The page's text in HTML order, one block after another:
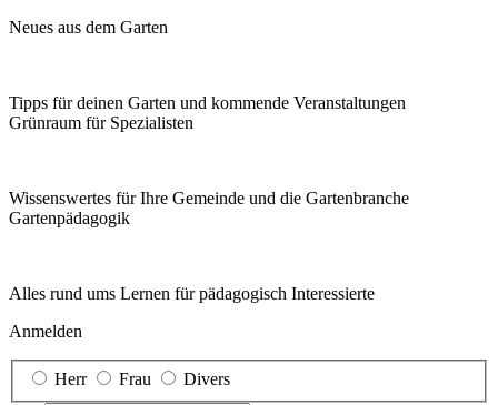
Neues aus dem Garten
Tipps für deinen Garten und kommende Veranstaltungen
Grünraum für Spezialisten
Wissenswertes für Ihre Gemeinde und die Gartenbranche
Garten­pädagogik
Alles rund ums Lernen für pädagogisch Interessierte
Anmelden
Herr Frau
Divers